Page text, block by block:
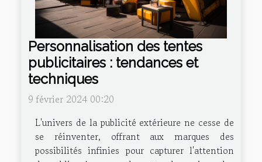
Personnalisation des tentes
publicitaires : tendances et
techniques
9 février 2024 00:20
L'univers de la publicité extérieure ne cesse de
se réinventer, offrant aux marques des
possibilités infinies pour capturer l'attention